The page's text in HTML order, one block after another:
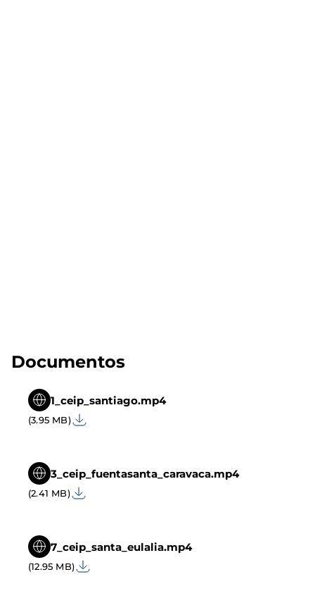
Documentos
1_ceip_santiago.mp4
(3.95 MB)
3_ceip_fuentasanta_caravaca.mp4
(2.41 MB)
7_ceip_santa_eulalia.mp4
(12.95 MB)